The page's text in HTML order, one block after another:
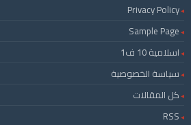
Privacy Policy
Sample Page
اسلامية 10 ف1
سياسة الخصوصية
كل المقالات
RSS